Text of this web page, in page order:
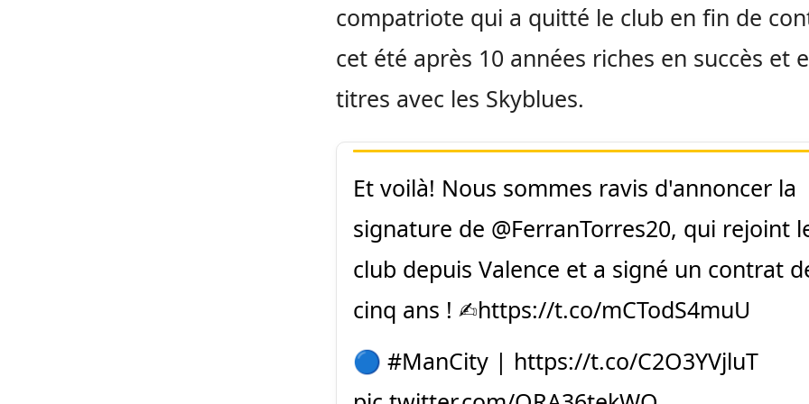
compatriote qui a quitté le club en fin de
cet été après 10 années riches en succès et
titres avec les Skyblues.
Et voilà! Nous sommes ravis d'annoncer la
signature de @FerranTorres20, qui rejoint
club depuis Valence et a signé un contrat
cinq ans ! ✍️https://t.co/mCTodS4muU
🔵 #ManCity | https://t.co/C2O3YVjluT